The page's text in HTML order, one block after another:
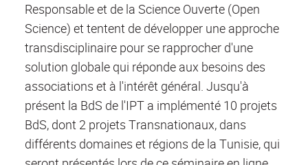
Responsable et de la Science Ouverte (Open
Science) et tentent de développer une approche
transdisciplinaire pour se rapprocher d'une
solution globale qui réponde aux besoins des
associations et à l'intérêt général. Jusqu'à
présent la BdS de l'IPT a implémenté 10 projets
BdS, dont 2 projets Transnationaux, dans
différents domaines et régions de la Tunisie, qui